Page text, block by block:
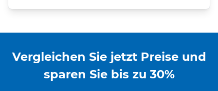
Vergleichen Sie jetzt Preise und
sparen Sie bis zu 30%